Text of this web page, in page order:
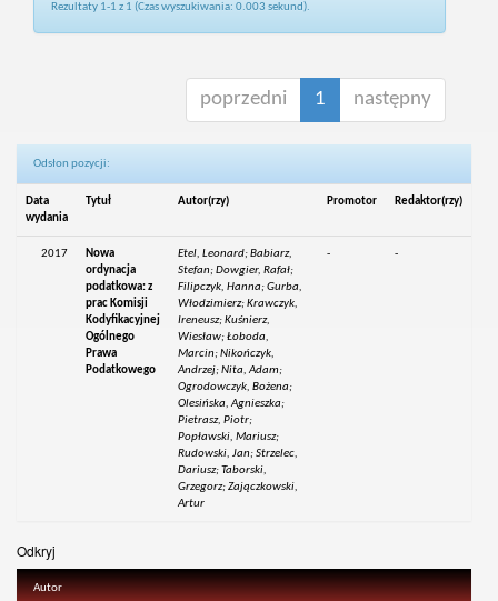
Rezultaty 1-1 z 1 (Czas wyszukiwania: 0.003 sekund).
poprzedni 1 następny
Odsłon pozycji:
Data
wydania
Tytuł Autor(rzy) Promotor Redaktor(rzy)
2017
Nowa
ordynacja
podatkowa: z
prac Komisji
Kodyfikacyjnej
Ogólnego
Prawa
Podatkowego
Etel, Leonard; Babiarz,
Stefan; Dowgier, Rafał;
Filipczyk, Hanna; Gurba,
Włodzimierz; Krawczyk,
Ireneusz; Kuśnierz,
Wiesław; Łoboda,
Marcin; Nikończyk,
Andrzej; Nita, Adam;
Ogrodowczyk, Bożena;
Olesińska, Agnieszka;
Pietrasz, Piotr;
Popławski, Mariusz;
Rudowski, Jan; Strzelec,
Dariusz; Taborski,
Grzegorz; Zajączkowski,
Artur
- -
Odkryj
Autor